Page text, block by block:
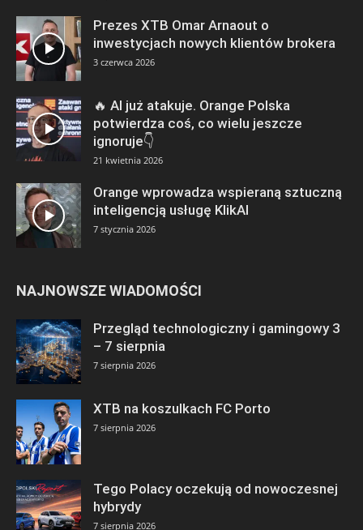
Prezes XTB Omar Arnaout o
inwestycjach nowych klientów brokera
3 czerwca 2026
🔥 AI już atakuje. Orange Polska
potwierdza coś, co wielu jeszcze
ignoruje👇
21 kwietnia 2026
Orange wprowadza wspieraną sztuczną
inteligencją usługę KlikAI
7 stycznia 2026
NAJNOWSZE WIADOMOŚCI
Przegląd technologiczny i gamingowy 3
– 7 sierpnia
7 sierpnia 2026
XTB na koszulkach FC Porto
7 sierpnia 2026
Tego Polacy oczekują od nowoczesnej
hybrydy
7 sierpnia 2026